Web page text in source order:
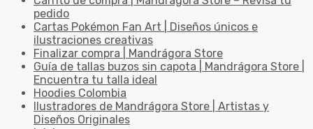
pedido
Cartas Pokémon Fan Art | Diseños únicos e
ilustraciones creativas
Finalizar compra | Mandrágora Store
Guía de tallas buzos sin capota | Mandrágora Store |
Encuentra tu talla ideal
Hoodies Colombia
Ilustradores de Mandrágora Store | Artistas y
Diseños Originales